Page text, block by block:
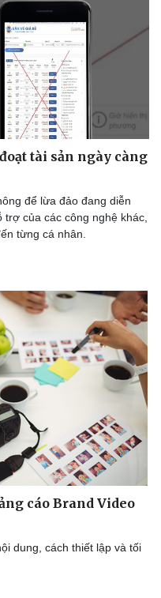
tài sản ngày càng
để lừa đảo đang diễn
của các công nghệ khác,
từng cá nhân.
cáo Brand Video
dung, cách thiết lập và tối